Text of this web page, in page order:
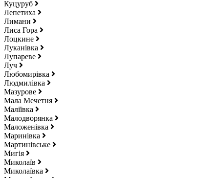
Куцуруб
Лепетиха
Лимани
Лиса Гора
Лоцкине
Луканівка
Лупареве
Луч
Любомирівка
Людмилівка
Мазурове
Мала Мечетня
Маліївка
Малодворянка
Маложенівка
Маринівка
Мартинівське
Мигія
Миколаїв
Миколаївка